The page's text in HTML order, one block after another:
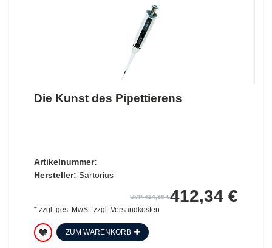
Die Kunst des Pipettierens
Artikelnummer:
Hersteller: Sartorius
UVP 414,96 €412,34 €
* zzgl. ges. MwSt.zzgl. Versandkosten
ZUM WARENKORB